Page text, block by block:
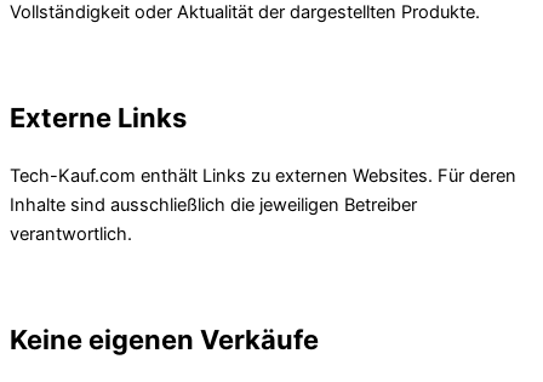
Vollständigkeit oder Aktualität der dargestellten Produkte.
Externe Links
Tech-Kauf.com enthält Links zu externen Websites. Für deren
Inhalte sind ausschließlich die jeweiligen Betreiber
verantwortlich.
Keine eigenen Verkäufe